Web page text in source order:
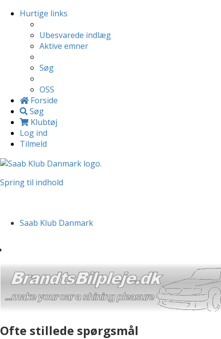
Hurtige links
Ubesvarede indlæg
Aktive emner
Søg
OSS
Forside
Søg
Klubtøj
Log ind
Tilmeld
Spring til indhold
Saab Klub Danmark
Ofte stillede spørgsmål